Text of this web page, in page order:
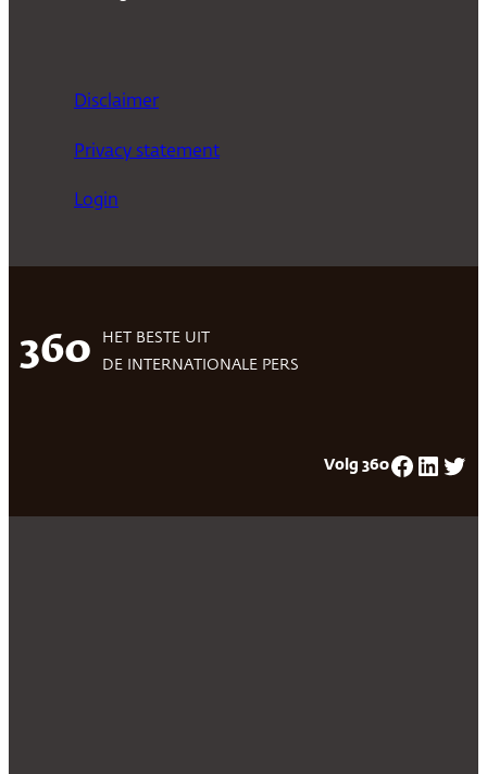
Disclaimer
Privacy statement
Login
360
HET BESTE UIT
DE INTERNATIONALE PERS
Volg 360Facebook LinkedIn Twitter